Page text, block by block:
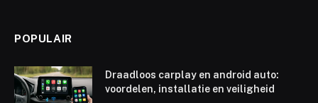
POPULAIR
Draadloos carplay en android auto:
voordelen, installatie en veiligheid